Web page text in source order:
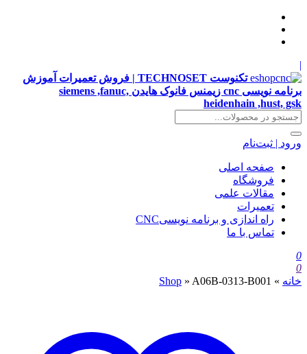
|
تکنوست TECHNOSET | فروش تعمیرات آموزش
برنامه نویسی cnc زیمنس فانوک هایدن siemens ,fanuc,
heidenhain ,hust, gsk
ورود | ثبت‌نام
صفحه اصلی
فروشگاه
مقالات علمی
تعمیرات
راه اندازی و برنامه نویسیCNC
تماس با ما
0
0
خانه »
Shop » A06B-0313-B001